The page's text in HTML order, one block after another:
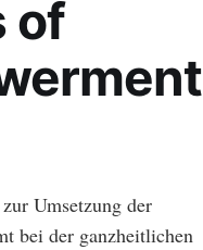
of
Umsetzung der
bei der ganzheitlichen